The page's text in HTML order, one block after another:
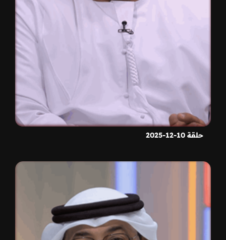
حلقة 10-12-2025